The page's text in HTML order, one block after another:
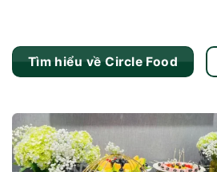
Tìm hiểu về Circle Food